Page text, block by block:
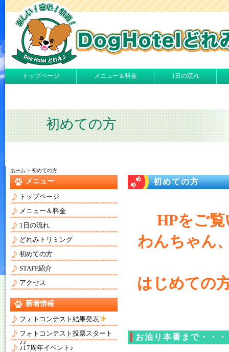
トップページ メニュー＆料金 1日の流れ
初めての方
ホーム > 初めての方
初めての方
HPをご
わんちゃん
はじめての
お泊り本番まで・・・
メニュー
トップページ
メニュー＆料金
1日の流れ
どれみトリミング
初めての方
STAFF紹介
アクセス
新着情報
フォトコンテスト結果発表
フォトコンテスト投票スタート
♪♪
♪17周年イベント♪